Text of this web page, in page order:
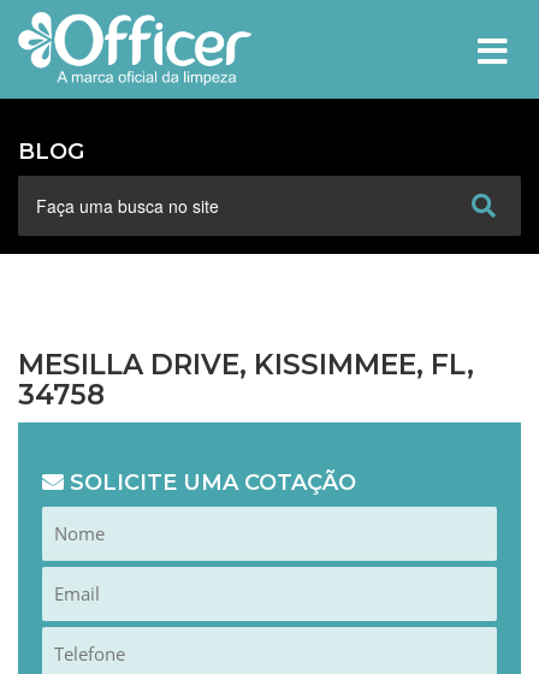
BLOG
MESILLA DRIVE, KISSIMMEE, FL,
34758
SOLICITE UMA COTAÇÃO